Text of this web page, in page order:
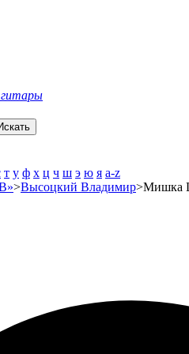
гитары
т у ф х ц ч ш э ю я a-z
>Высоцкий Владимир>Мишка